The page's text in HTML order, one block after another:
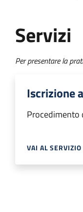
Servizi
Per presentare la
Iscrizione
Procedimento
VAI AL SERVIZIO